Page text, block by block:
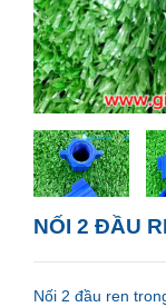
NỐI 2 ĐẦU
Nối 2 đầu ren